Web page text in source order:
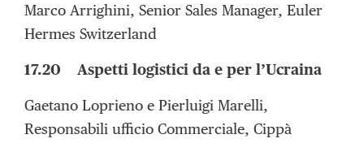
Marco Arrighini, Senior Sales Manager, Euler
Hermes Switzerland
17.20 Aspetti logistici da e per l’Ucraina
Gaetano Loprieno e Pierluigi Marelli,
Responsabili ufficio Commerciale, Cippà